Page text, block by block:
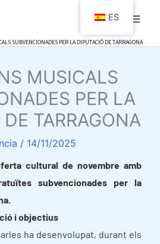
SUBVENCIONADES PER LA DIPUTACIÓ DE TARRAGONA
MUSICALS
PER LA
TARRAGONA
/ 14/11/2025
cultural de novembre amb
subvencionades per la
i objectius
ha desenvolupat, durant els
ES